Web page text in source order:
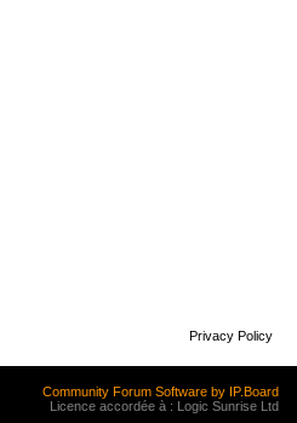
Privacy Policy
Community Forum Software by IP.Board
Licence accordée à : Logic Sunrise Ltd